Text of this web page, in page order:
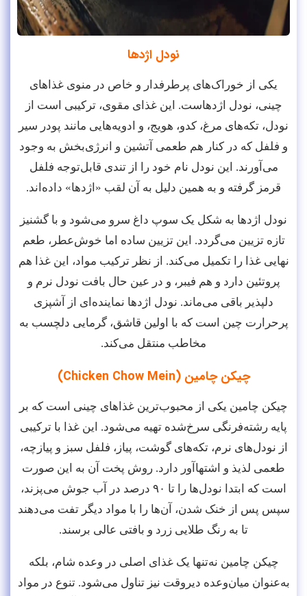
نودل اژدها
یکی از خوراک‌های پرطرفدار و خاص در منوی غذاهای
چینی، نودل اژدهاست. این غذای مقوی، ترکیبی است از
نودل، تکه‌های مرغ، کدو، هویج، و ادویه‌هایی مانند پودر سیر
و فلفل که در کنار هم طعمی آتشین و انرژی‌بخش به وجود
می‌آورند. این نودل نام خود را از تندی قابل‌توجه فلفل
قرمز گرفته و به همین دلیل به آن لقب «اژدها» داده‌اند.
نودل اژدها به شکل یک سوپ داغ سرو می‌شود و با گشنیز
تازه تزیین می‌گردد. این تزیین ساده اما خوش‌عطر، طعم
نهایی غذا را تکمیل می‌کند. از نظر ترکیب مواد، این غذا هم
پروتئین دارد و هم فیبر، و در عین حال بافت نودل نرم و
دلپذیر باقی می‌ماند. نودل اژدها نماینده‌ای از آشپزی
پرحرارت چین است که با اولین قاشق، گرمایی دلچسب به
مخاطب منتقل می‌کند.
چیکن چامین (Chicken Chow Mein)
چیکن چامین یکی از محبوب‌ترین غذاهای چینی است که بر
پایه رشته‌فرنگی سرخ‌شده تهیه می‌شود. این غذا با ترکیبی
از نودل‌های نرم، تکه‌های گوشت، پیاز، فلفل سبز و پیازچه،
طعمی لذیذ و اشتهاآور دارد. روش پخت آن به این صورت
است که ابتدا نودل‌ها را تا ۹۰ درصد در آب جوش می‌پزند،
سپس پس از خنک شدن، آن‌ها را با مواد دیگر تفت می‌دهند
تا به رنگ طلایی زرد و بافتی عالی برسند.
چیکن چامین نه‌تنها یک غذای اصلی در وعده شام، بلکه
به‌عنوان میان‌وعده دیروقت نیز تناول می‌شود. تنوع در مواد